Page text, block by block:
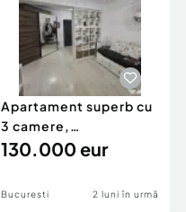
Apartament superb cu
3 camere,
mobilat/utilat, in zona
130.000 eur
Bucuresti 2 luni în urmă